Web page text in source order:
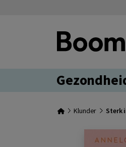
Klunder Sterk